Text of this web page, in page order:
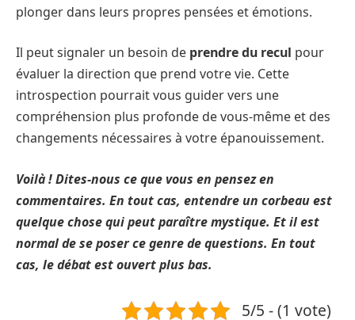
plonger dans leurs propres pensées et émotions.
Il peut signaler un besoin de prendre du recul pour
évaluer la direction que prend votre vie. Cette
introspection pourrait vous guider vers une
compréhension plus profonde de vous-même et des
changements nécessaires à votre épanouissement.
Voilà ! Dites-nous ce que vous en pensez en
commentaires. En tout cas, entendre un corbeau est
quelque chose qui peut paraître mystique. Et il est
normal de se poser ce genre de questions. En tout
cas, le débat est ouvert plus bas.
5/5 - (1 vote)